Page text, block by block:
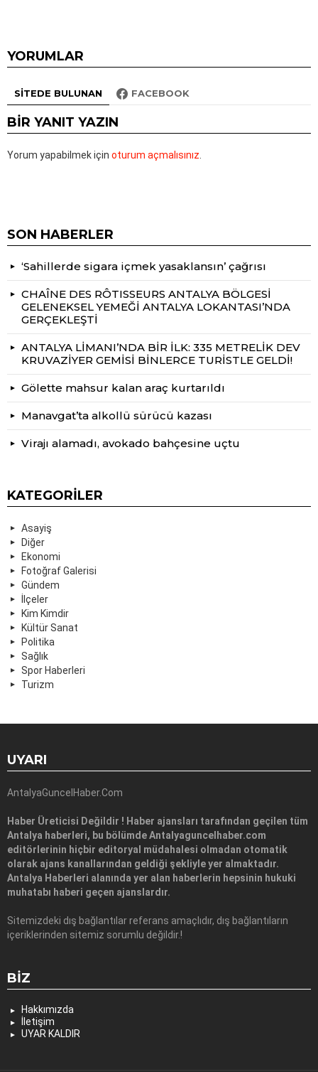
YORUMLAR
SITEDE BULUNAN FACEBOOK
BIR YANIT YAZIN
Yorum yapabilmek için oturum açmalısınız
SON HABERLER
‘Sahillerde sigara içmek yasaklansın’ çağrısı
CHAÎNE DES RÔTISSEURS ANTALYA BÖLGESİ
GELENEKSEL YEMEĞİ ANTALYA LOKANTASI’NDA
GERÇEKLEŞTİ
ANTALYA LİMANI’NDA BİR İLK: 335 METRELİK DEV
KRUVAZİYER GEMİSİ BİNLERCE TURİSTLE GELDİ!
Gölette mahsur kalan araç kurtarıldı
Manavgat’ta alkollü sürücü kazası
Virajı alamadı, avokado bahçesine uçtu
KATEGORILER
Asayiş
Diğer
Ekonomi
Fotoğraf Galerisi
Gündem
İlçeler
Kim Kimdir
Kültür Sanat
Politika
Sağlık
Spor Haberleri
Turizm
UYARI
AntalyaGuncelHaber.Com
Haber Üreticisi Değildir ! Haber ajansları tarafından geçilen tüm
Antalya haberleri, bu bölümde Antalyaguncelhaber.com
editörlerinin hiçbir editoryal müdahalesi olmadan otomatik
olarak ajans kanallarından geldiği şekliyle yer almaktadır.
Antalya Haberleri alanında yer alan haberlerin hepsinin hukuki
muhatabı haberi geçen ajanslardır.
Sitemizdeki dış bağlantılar referans amaçlıdır, dış bağlantıların
içeriklerinden sitemiz sorumlu değildir.!
BIZ
Hakkımızda
İletişim
UYAR KALDIR